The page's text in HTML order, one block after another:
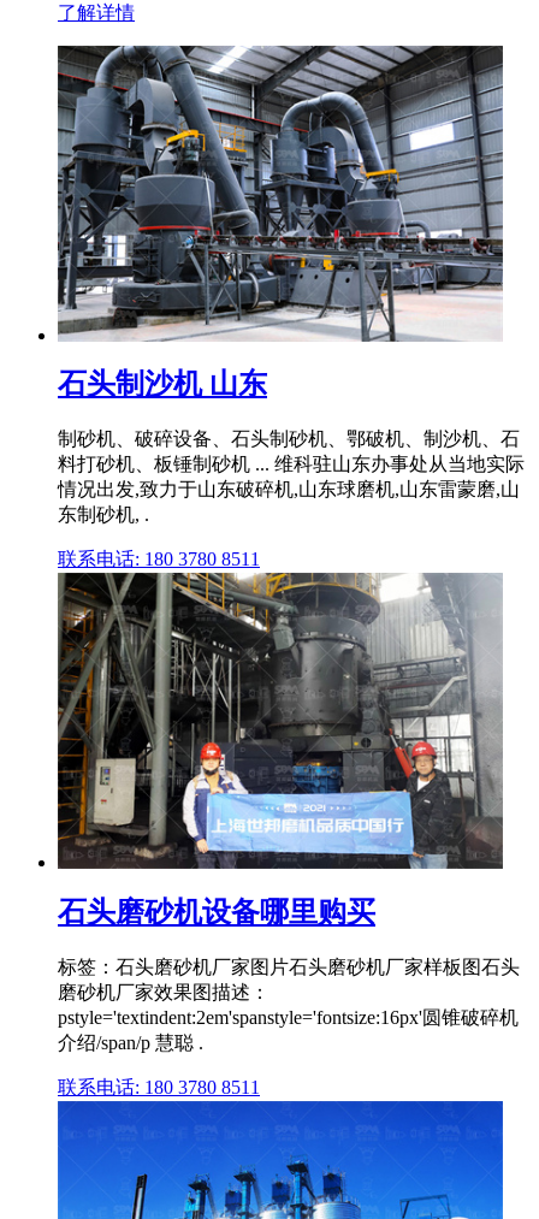
了解详情
石头制沙机 山东
制砂机、破碎设备、石头制砂机、鄂破机、制沙机、石
料打砂机、板锤制砂机 ... 维科驻山东办事处从当地实际
情况出发,致力于山东破碎机,山东球磨机,山东雷蒙磨,山
东制砂机, .
联系电话: 180 3780 8511
石头磨砂机设备哪里购买
标签：石头磨砂机厂家图片石头磨砂机厂家样板图石头
磨砂机厂家效果图描述：
pstyle='textindent:2em'spanstyle='fontsize:16px'圆锥破碎机
介绍/span/p 慧聪 .
联系电话: 180 3780 8511